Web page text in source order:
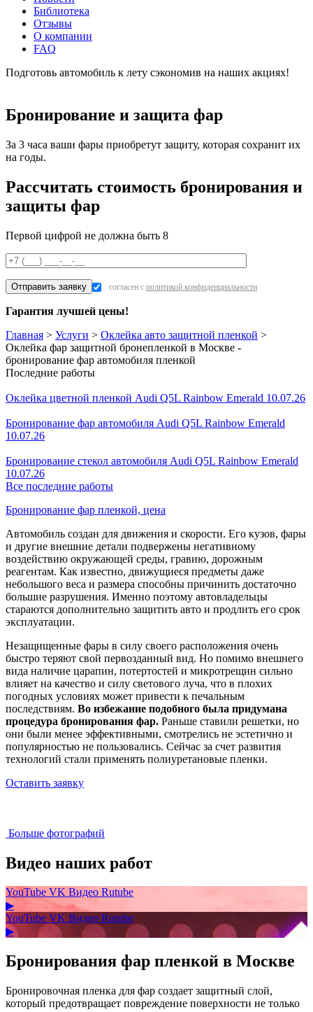
Библиотека
Отзывы
О компании
FAQ
Подготовь автомобиль к лету сэкономив на наших акциях!
Бронирование и защита фар
За 3 часа ваши фары приобретут защиту, которая сохранит их
на годы.
Рассчитать стоимость бронирования и
защиты фар
Первой цифрой не должна быть 8
согласен с политикой конфиденциальности
Гарантия лучшей цены!
Главная > Услуги > Оклейка авто защитной пленкой >
Оклейка фар защитной бронепленкой в Москве -
бронирование фар автомобиля пленкой
Последние работы
Оклейка цветной пленкой Audi Q5L Rainbow Emerald 10.07.26
Бронирование фар автомобиля Audi Q5L Rainbow Emerald
10.07.26
Бронирование стекол автомобиля Audi Q5L Rainbow Emerald
10.07.26
Все последние работы
Бронирование фар пленкой, цена
Автомобиль создан для движения и скорости. Его кузов, фары
и другие внешние детали подвержены негативному
воздействию окружающей среды, гравию, дорожным
реагентам. Как известно, движущиеся предметы даже
небольшого веса и размера способны причинить достаточно
большие разрушения. Именно поэтому автовладельцы
стараются дополнительно защитить авто и продлить его срок
эксплуатации.
Незащищенные фары в силу своего расположения очень
быстро теряют свой первозданный вид. Но помимо внешнего
вида наличие царапин, потертостей и микротрещин сильно
влияет на качество и силу светового луча, что в плохих
погодных условиях может привести к печальным
последствиям. Во избежание подобного была придумана
процедура бронирования фар. Раньше ставили решетки, но
они были менее эффективными, смотрелись не эстетично и
популярностью не пользовались. Сейчас за счет развития
технологий стали применять полиуретановые пленки.
Оставить заявку
Больше фотографий
Видео наших работ
YouTube VK Видео Rutube
▶
YouTube VK Видео Rutube
▶
Бронирования фар пленкой в Москве
Бронировочная пленка для фар создает защитный слой,
который предотвращает повреждение поверхности не только